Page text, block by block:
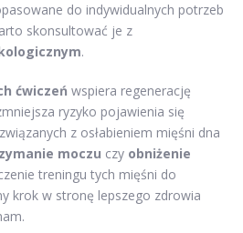
do indywidualnych potrzeb
skonsultować je z
.
ćwiczeń wspiera regenerację
ryzyko pojawienia się
z osłabieniem mięśni dna
moczu czy obniżenie
treningu tych mięśni do
krok w stronę lepszego zdrowia